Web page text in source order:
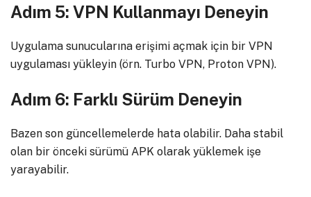
Adım 5: VPN Kullanmayı Deneyin
Uygulama sunucularına erişimi açmak için bir VPN
uygulaması yükleyin (örn. Turbo VPN, Proton VPN).
Adım 6: Farklı Sürüm Deneyin
Bazen son güncellemelerde hata olabilir. Daha stabil
olan bir önceki sürümü APK olarak yüklemek işe
yarayabilir.